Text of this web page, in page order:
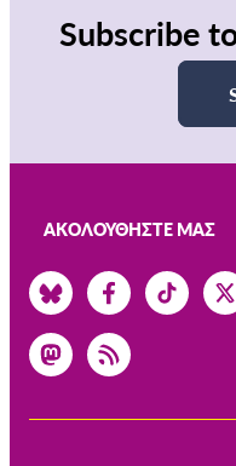
Subscribe
ΑΚΟΛΟΥΘΉΣΤΕ ΜΑΣ